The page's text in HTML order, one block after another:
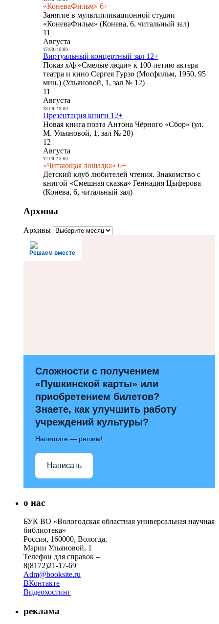
«КоневаФильм» 6+
Занятие в мультипликационной студии
«КоневаФильм» (Конева, 6, читальный зал)
11
Августа
17:00- 18:00
Виртуальный концертный зал 12+
Показ х/ф «Смелые люди» к 100-летию актера
театра и кино Сергея Гурзо (Мосфильм, 1950, 95
мин.) (Ульяновой, 1, зал № 12)
11
Августа
18:00- 19:00
Презентация книги 12+
Новая книга поэта Антона Чёрного «Сбор» (ул.
М. Ульяновой, 1, зал № 20)
12
Августа
12:00- 13:00
«Читающая лошадка» 6+
Детский клуб любителей чтения. Знакомство с
книгой «Смешная сказка» Геннадия Цыферова
(Конева, 6, читальный зал)
Архивы
Архивы
Решаем вместе
Сложности с получением
«Пушкинской карты» или
приобретением билетов?
Знаете, как улучшить работу
учреждений культуры?
Напишите — решим!
Написать
о нас
БУК ВО «Вологодская областная универсальная научная
библиотека»
Россия, 160000, Вологда,
Марии Ульяновой, 1
Телефон для справок –
8(8172)21-17-69
Adm@booksite.ru
ВКонтакте
Видеохостинг
реклама